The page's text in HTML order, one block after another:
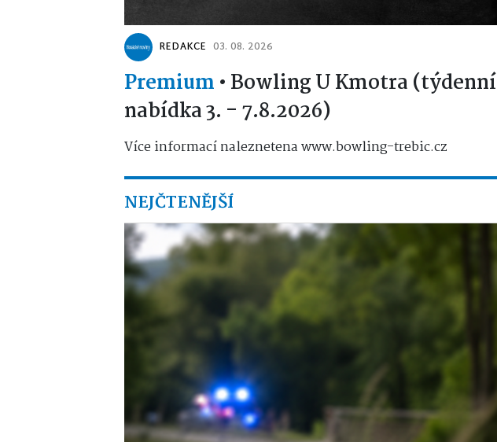
REDAKCE 03. 08. 2026
Premium • Bowling U Kmotra (týdenní
nabídka 3. - 7.8.2026)
Více informací naleznetena www.bowling-trebic.cz
NEJČTENĚJŠÍ